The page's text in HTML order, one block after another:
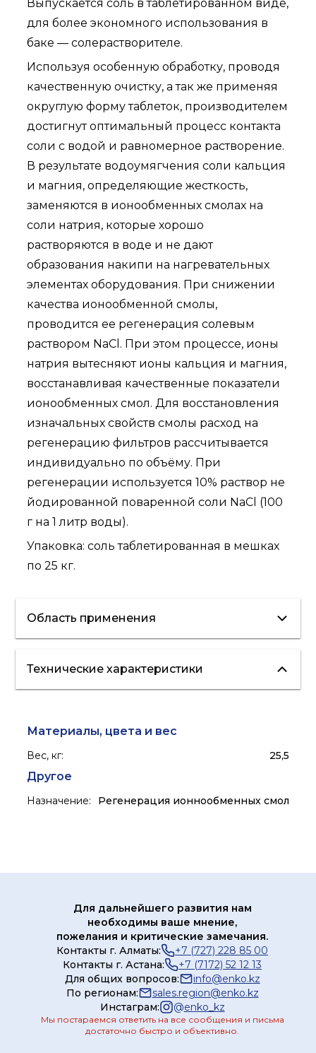
Выпускается соль в таблетированном виде,
для более экономного использования в
баке — солерастворителе.
Используя особенную обработку, проводя
качественную очистку, а так же применяя
округлую форму таблеток, производителем
достигнут оптимальный процесс контакта
соли с водой и равномерное растворение.
В результате водоумягчения соли кальция
и магния, определяющие жесткость,
заменяются в ионообменных смолах на
соли натрия, которые хорошо
растворяются в воде и не дают
образования накипи на нагревательных
элементах оборудования. При снижении
качества ионообменной смолы,
проводится ее регенерация солевым
раствором NaCl. При этом процессе, ионы
натрия вытесняют ионы кальция и магния,
восстанавливая качественные показатели
ионообменных смол. Для восстановления
изначальных свойств смолы расход на
регенерацию фильтров рассчитывается
индивидуально по объёму. При
регенерации используется 10% раствор не
йодированной поваренной соли NaCl (100
г на 1 литр воды).
Упаковка: соль таблетированная в мешках
по 25 кг.
Область применения
умягчение
Технические характеристики
Материалы, цвета и вес
Вес, кг: 25,5
Другое
Назначение: Регенерация ионнообменных смол
Для дальнейшего развития нам
необходимы ваше мнение,
пожелания и критические замечания.
Контакты г. Алматы:
+7 (727) 228 85 00
Контакты г. Астана:
+7 (7172) 52 12 13
Для общих вопросов:
info@enko.kz
По регионам:
sales.region@enko.kz
Инстаграм:
@enko_kz
Мы постараемся ответить на все сообщения и письма
достаточно быстро и объективно.